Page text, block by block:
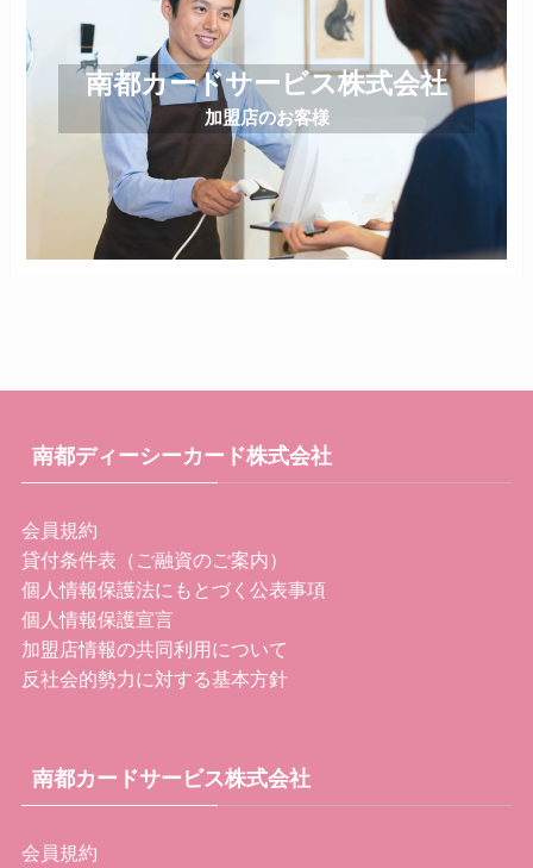
南都カードサービス株式会社
加盟店のお客様
南都ディーシーカード株式会社
会員規約
貸付条件表（ご融資のご案内）
個人情報保護法にもとづく公表事項
個人情報保護宣言
加盟店情報の共同利用について
反社会的勢力に対する基本方針
南都カードサービス株式会社
会員規約